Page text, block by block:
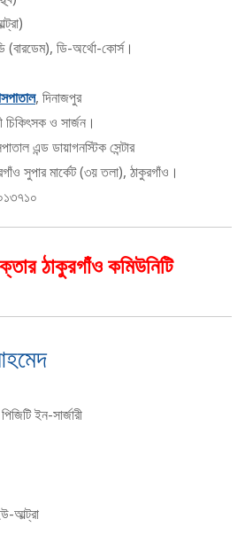
(বারডেম), ডি-অর্থো-কোর্স।
, দিনাজপুর
চিকিৎসক ও সার্জন।
এন্ড ডায়াগনস্টিক সেন্টার
সুপার মার্কেট (৩য় তলা), ঠাকুরগাঁও।
ঠাকুরগাঁও কমিউনিটি
ইন-সার্জারী
আল্ট্রা